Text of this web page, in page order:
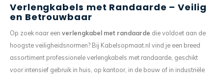
Verlengkabels met Randaarde – Veilig
en Betrouwbaar
Op zoek naar een verlengkabel met randaarde die voldoet aan de
hoogste veiligheidsnormen? Bij Kabelsopmaat.nl vind je een breed
assortiment professionele verlengkabels met randaarde, geschikt
voor intensief gebruik in huis, op kantoor, in de bouw of in industriële